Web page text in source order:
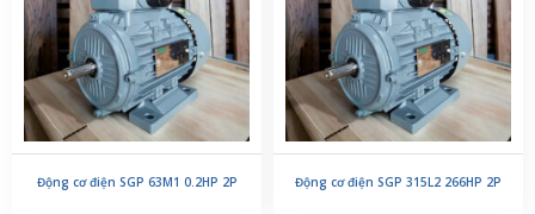
Động cơ điện SGP 63M1 0.2HP 2P Động cơ điện SGP 315L2 266HP 2P